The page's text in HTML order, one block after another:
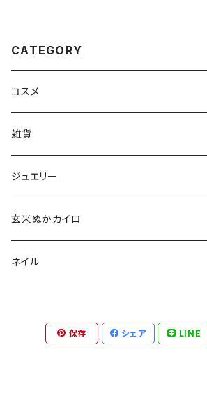
CATEGORY
コスメ
aesti
babu-beauté
go well
Aroma France
Khlang
雑貨
ホメオパシーケース
タッセル
ジュエリー
玄米ぬかカイロ
ネイル
ネイル用天然石
保存 シェア LINE